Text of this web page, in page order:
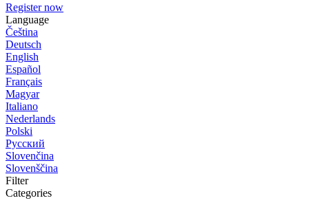
Register now
Language
Čeština
Deutsch
English
Español
Français
Magyar
Italiano
Nederlands
Polski
Русский
Slovenčina
Slovenščina
Filter
Categories